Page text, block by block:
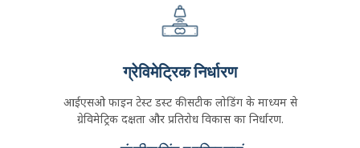
आंशिक दक्षता परीक्षण
(ePM1, ईपीएम2.5, ईपीएम10) और प्रवाह प्रतिरोध.
आईएसओ 16890-3